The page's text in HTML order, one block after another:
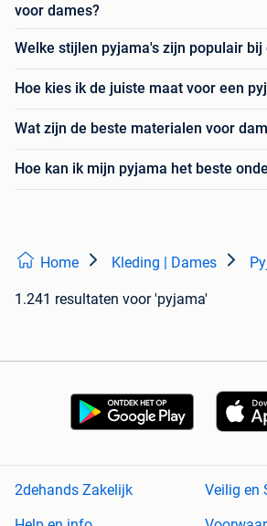
voor dames?
Welke stijlen pyjama's zijn populair bij
Hoe kies ik de juiste maat voor een
Wat zijn de beste materialen voor
Hoe kan ik mijn pyjama het beste
Home Kleding | Dames
1.241 resultaten voor 'pyjama'
2dehands Zakelijk
Veilig en